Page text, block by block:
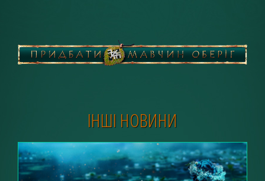
ІНШІ НОВИНИ